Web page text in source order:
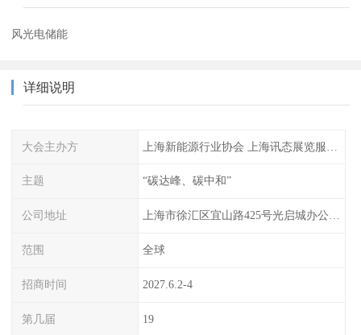
风光电储能
详细说明
大会主办方
主题 “碳达峰、碳中和”
公司地址 上海市徐汇区宜山路425号光启城办公楼905-907室
范围 全球
招商时间 2027.6.2-4
第几届 19